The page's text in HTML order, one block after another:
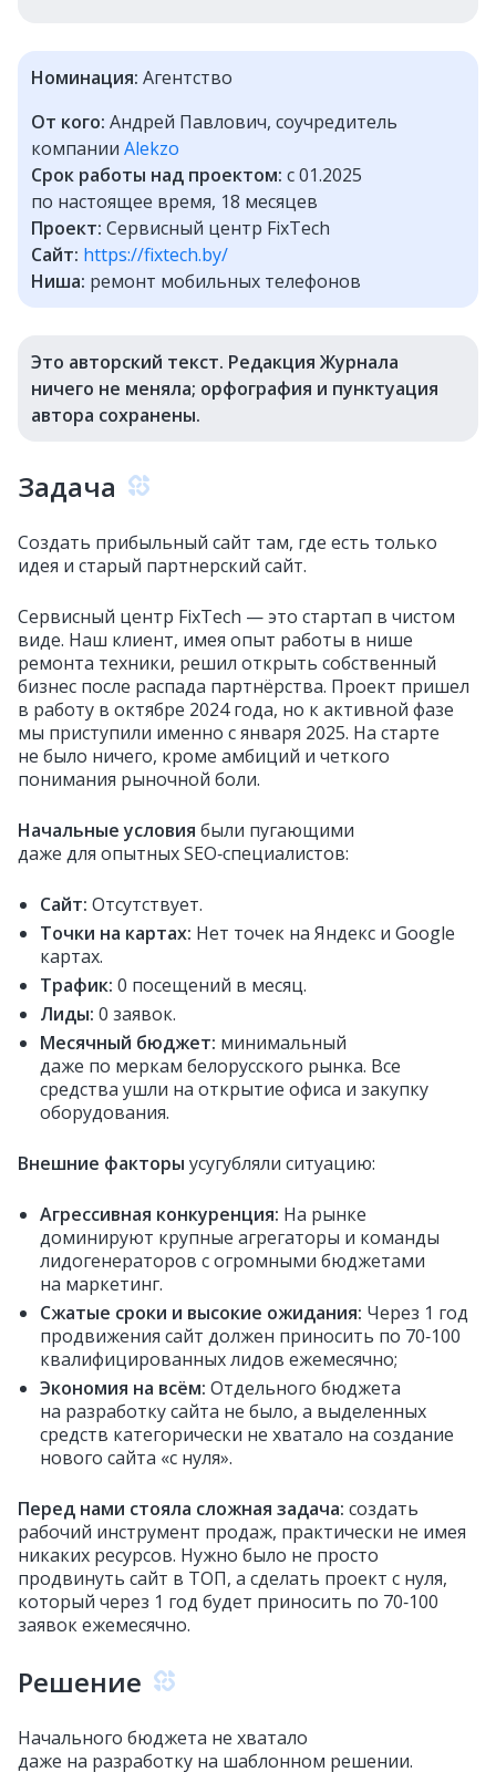
Номинация: Агентство
От кого: Андрей Павлович, соучредитель
компании Alekzo
Срок работы над проектом: с 01.2025
по настоящее время, 18 месяцев
Проект: Сервисный центр FixTech
Сайт: https://fixtech.by/
Ниша: ремонт мобильных телефонов
Это авторский текст. Редакция Журнала
ничего не меняла; орфография и пунктуация
автора сохранены.
Задача
Создать прибыльный сайт там, где есть только
идея и старый партнерский сайт.
Сервисный центр FixTech — это стартап в чистом
виде. Наш клиент, имея опыт работы в нише
ремонта техники, решил открыть собственный
бизнес после распада партнёрства. Проект пришел
в работу в октябре 2024 года, но к активной фазе
мы приступили именно с января 2025. На старте
не было ничего, кроме амбиций и четкого
понимания рыночной боли.
Начальные условия были пугающими
даже для опытных SEO‑специалистов:
Сайт: Отсутствует.
Точки на картах: Нет точек на Яндекс и Google
картах.
Трафик: 0 посещений в месяц.
Лиды: 0 заявок.
Месячный бюджет: минимальный
даже по меркам белорусского рынка. Все
средства ушли на открытие офиса и закупку
оборудования.
Внешние факторы усугубляли ситуацию:
Агрессивная конкуренция: На рынке
доминируют крупные агрегаторы и команды
лидогенераторов с огромными бюджетами
на маркетинг.
Сжатые сроки и высокие ожидания: Через 1 год
продвижения сайт должен приносить по 70‑100
квалифицированных лидов ежемесячно;
Экономия на всём: Отдельного бюджета
на разработку сайта не было, а выделенных
средств категорически не хватало на создание
нового сайта «с нуля».
Перед нами стояла сложная задача: создать
рабочий инструмент продаж, практически не имея
никаких ресурсов. Нужно было не просто
продвинуть сайт в ТОП, а сделать проект с нуля,
который через 1 год будет приносить по 70‑100
заявок ежемесячно.
Решение
Начального бюджета не хватало
даже на разработку на шаблонном решении.